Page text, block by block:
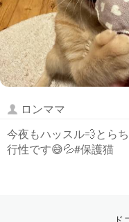
ロンママ
今夜もハッスル💨とら
行性です😅💦#保護猫